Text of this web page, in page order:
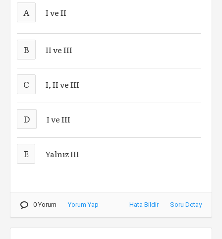
A I ve II
B II ve III
C I, II ve III
D I ve III
E Yalnız III
0 Yorum Yorum Yap Hata Bildir Soru Detay